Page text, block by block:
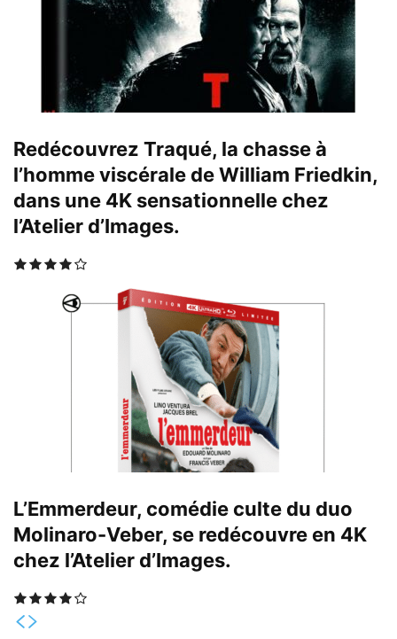
Redécouvrez Traqué, la chasse à
l’homme viscérale de William Friedkin,
dans une 4K sensationnelle chez
l’Atelier d’Images.
L’Emmerdeur, comédie culte du duo
Molinaro-Veber, se redécouvre en 4K
chez l’Atelier d’Images.